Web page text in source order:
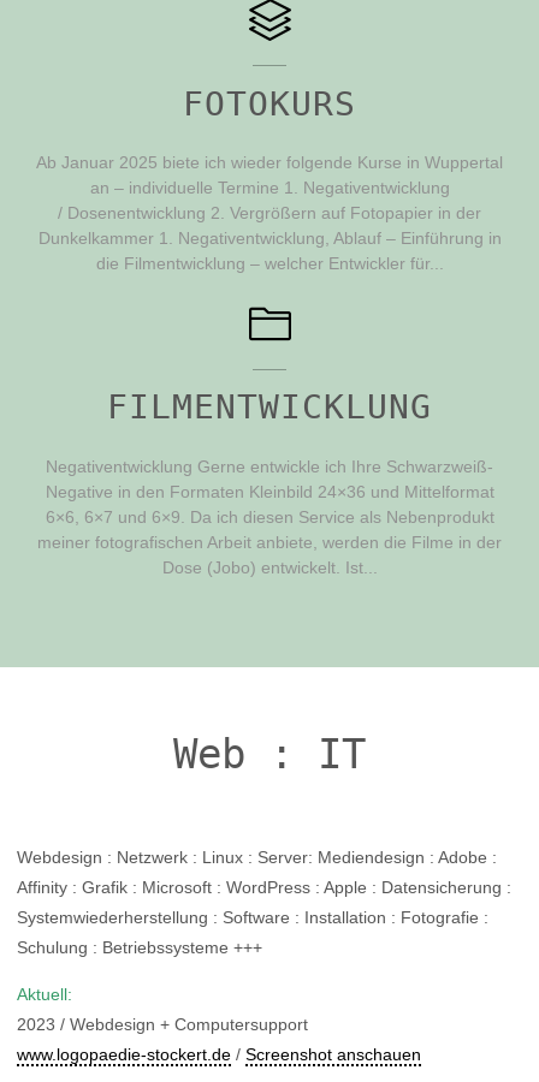
FOTOKURS
Ab Januar 2025 biete ich wieder folgende Kurse in Wuppertal
an – individuelle Termine 1. Negativentwicklung
/ Dosenentwicklung 2. Vergrößern auf Fotopapier in der
Dunkelkammer 1. Negativentwicklung, Ablauf – Einführung in
die Filmentwicklung – welcher Entwickler für...
FILMENTWICKLUNG
Negativentwicklung Gerne entwickle ich Ihre Schwarzweiß-
Negative in den Formaten Kleinbild 24×36 und Mittelformat
6×6, 6×7 und 6×9. Da ich diesen Service als Nebenprodukt
meiner fotografischen Arbeit anbiete, werden die Filme in der
Dose (Jobo) entwickelt. Ist...
Web : IT
Webdesign : Netzwerk : Linux : Server: Mediendesign : Adobe :
Affinity : Grafik : Microsoft : WordPress : Apple : Datensicherung :
Systemwiederherstellung : Software : Installation : Fotografie :
Schulung : Betriebssysteme +++
Aktuell:
2023 / Webdesign + Computersupport
www.logopaedie-stockert.de /Screenshot anschauen